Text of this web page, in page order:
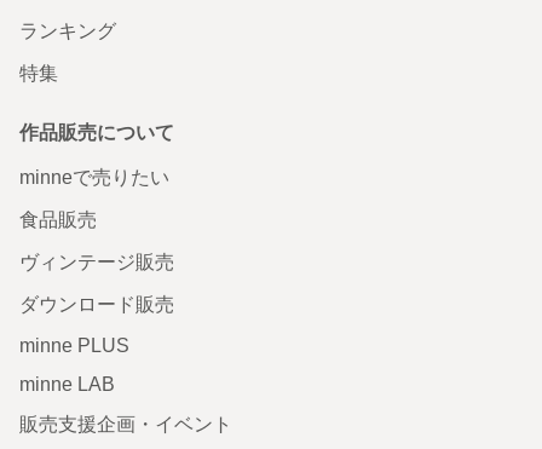
ランキング
特集
作品販売について
minneで売りたい
食品販売
ヴィンテージ販売
ダウンロード販売
minne PLUS
minne LAB
販売支援企画・イベント